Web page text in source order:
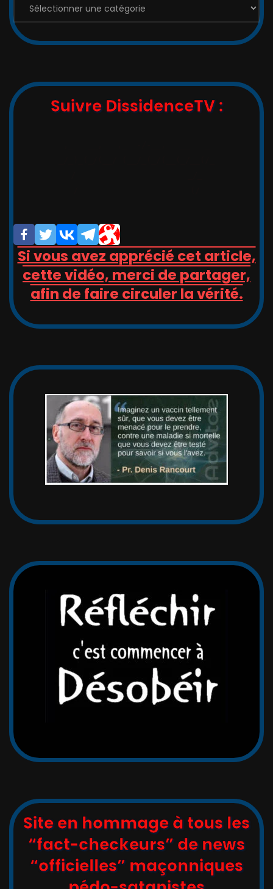
Catégories
Suivre DissidenceTV :
Si vous avez apprécié cet article,
cette vidéo, merci de partager,
afin de faire circuler la vérité.
Site en hommage à tous les
“fact-checkeurs” de news
“officielles” maçonniques